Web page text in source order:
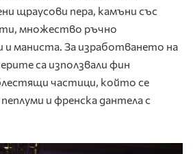
щраусови пера, камъни със
множество ръчно
и маниста. За изработването на
са използвали фин
частици, който се
и френска дантела с